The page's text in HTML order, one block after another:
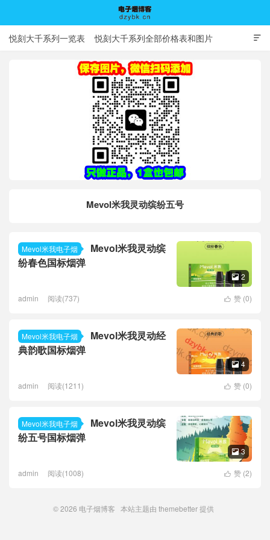
电子烟博客

悦刻大千系列一览表 悦刻大千系列全部价格表和图片
Mevol米我灵动缤纷五号
Mevol米我电子烟
Mevol米我灵动缤
纷春色国标烟弹
 2
 赞 (0)
admin 阅读(737)
Mevol米我电子烟
Mevol米我灵动经
典韵歌国标烟弹
 4
 赞 (0)
admin 阅读(1211)
Mevol米我电子烟
Mevol米我灵动缤
纷五号国标烟弹
 3
 赞 (2)
admin 阅读(1008)
© 2026 电子烟博客 本站主题由 themebetter提供